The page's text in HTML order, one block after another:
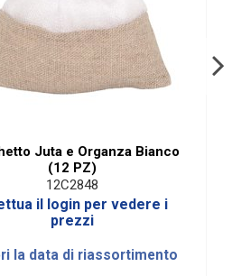
Juta e Organza Bianco
(12 PZ)
12C2848
il login per vedere i
prezzi
la data di riassortimento